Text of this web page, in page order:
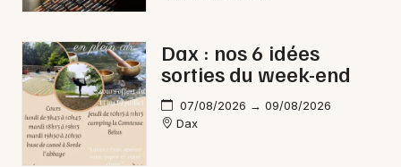
Dax : nos 6 idées
sorties du week-end
07/08/2026 → 09/08/2026
Dax